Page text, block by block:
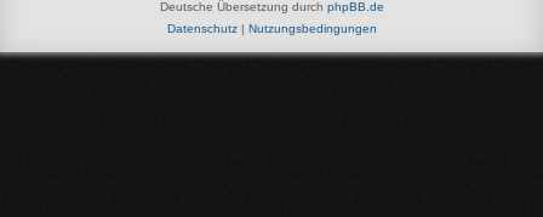
Deutsche Übersetzung durch phpBB.de
Datenschutz| Nutzungsbedingungen